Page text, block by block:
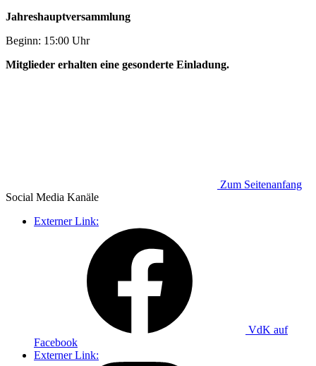
Jahreshauptversammlung
Beginn: 15:00 Uhr
Mitglieder erhalten eine gesonderte Einladung.
Zum Seitenanfang
Social Media Kanäle
Externer Link:
VdK auf
Facebook
Externer Link: